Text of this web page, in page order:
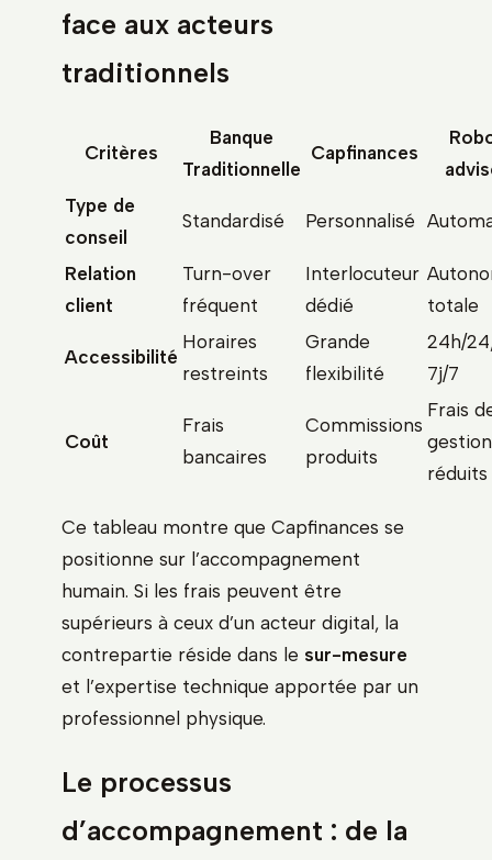
face aux acteurs
traditionnels
Critères
Banque
Traditionnelle
Capfinances
Type de
conseil
Standardisé Personnalisé
Relation
client
Turn-over
fréquent
Interlocuteur
dédié
totale
Accessibilité
Horaires
restreints
Grande
flexibilité
24h/
7j/7
Coût
Frais
bancaires
Commissions
produits
Frais
gestion
réduits
Ce tableau montre que Capfinances se
positionne sur l’accompagnement
humain. Si les frais peuvent être
supérieurs à ceux d’un acteur digital, la
contrepartie réside dans le sur-mesure
et l’expertise technique apportée par un
professionnel physique.
Le processus
d’accompagnement : de la